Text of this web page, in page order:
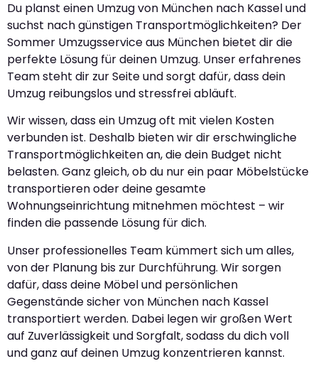
Du planst einen Umzug von München nach Kassel und
suchst nach günstigen Transportmöglichkeiten? Der
Sommer Umzugsservice aus München bietet dir die
perfekte Lösung für deinen Umzug. Unser erfahrenes
Team steht dir zur Seite und sorgt dafür, dass dein
Umzug reibungslos und stressfrei abläuft.
Wir wissen, dass ein Umzug oft mit vielen Kosten
verbunden ist. Deshalb bieten wir dir erschwingliche
Transportmöglichkeiten an, die dein Budget nicht
belasten. Ganz gleich, ob du nur ein paar Möbelstücke
transportieren oder deine gesamte
Wohnungseinrichtung mitnehmen möchtest – wir
finden die passende Lösung für dich.
Unser professionelles Team kümmert sich um alles,
von der Planung bis zur Durchführung. Wir sorgen
dafür, dass deine Möbel und persönlichen
Gegenstände sicher von München nach Kassel
transportiert werden. Dabei legen wir großen Wert
auf Zuverlässigkeit und Sorgfalt, sodass du dich voll
und ganz auf deinen Umzug konzentrieren kannst.